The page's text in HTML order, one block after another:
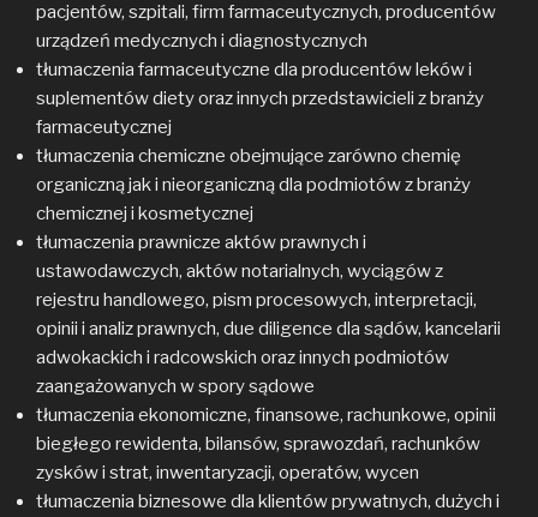
pacjentów, szpitali, firm farmaceutycznych, producentów
urządzeń medycznych i diagnostycznych
tłumaczenia farmaceutyczne dla producentów leków i
suplementów diety oraz innych przedstawicieli z branży
farmaceutycznej
tłumaczenia chemiczne obejmujące zarówno chemię
organiczną jak i nieorganiczną dla podmiotów z branży
chemicznej i kosmetycznej
tłumaczenia prawnicze aktów prawnych i
ustawodawczych, aktów notarialnych, wyciągów z
rejestru handlowego, pism procesowych, interpretacji,
opinii i analiz prawnych, due diligence dla sądów, kancelarii
adwokackich i radcowskich oraz innych podmiotów
zaangażowanych w spory sądowe
tłumaczenia ekonomiczne, finansowe, rachunkowe, opinii
biegłego rewidenta, bilansów, sprawozdań, rachunków
zysków i strat, inwentaryzacji, operatów, wycen
tłumaczenia biznesowe dla klientów prywatnych, dużych i